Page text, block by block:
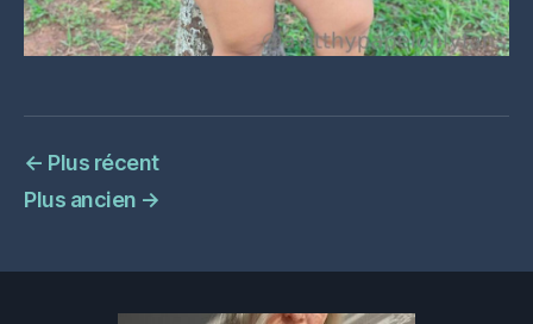
← Plus récent
Plus ancien →